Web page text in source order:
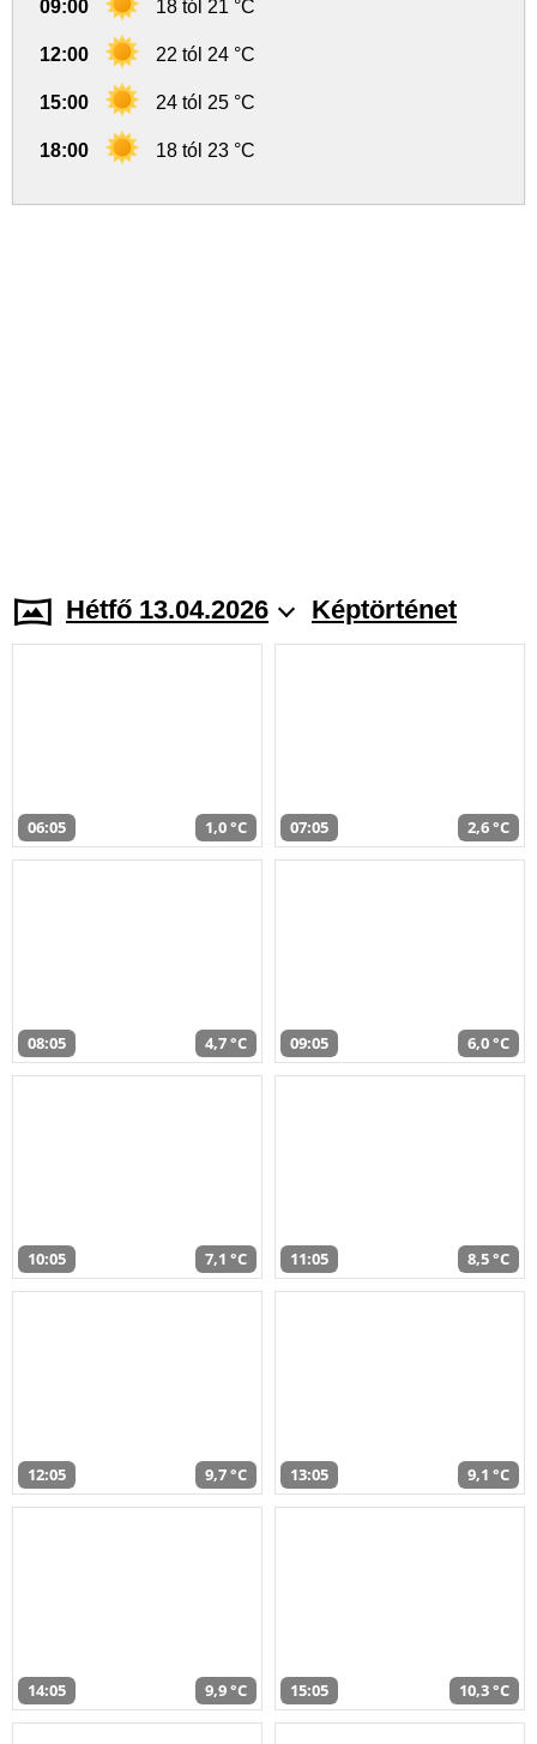
09:00 18 tól 21 °C
12:00 22 tól 24 °C
15:00 24 tól 25 °C
18:00 18 tól 23 °C
Hétfő 13.04.2026 Képtörténet
06:05 1,0 °C 07:05 2,6 °C
08:05 4,7 °C 09:05 6,0 °C
10:05 7,1 °C 11:05 8,5 °C
12:05 9,7 °C 13:05 9,1 °C
14:05 9,9 °C 15:05 10,3 °C